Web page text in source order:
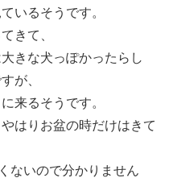
いるそうです。
きて、
きな犬っぽかったらし
が、
来るそうです。
はりお盆の時だけはきて
ないので分かりません